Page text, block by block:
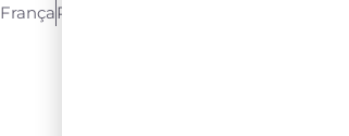
FrançaRhône